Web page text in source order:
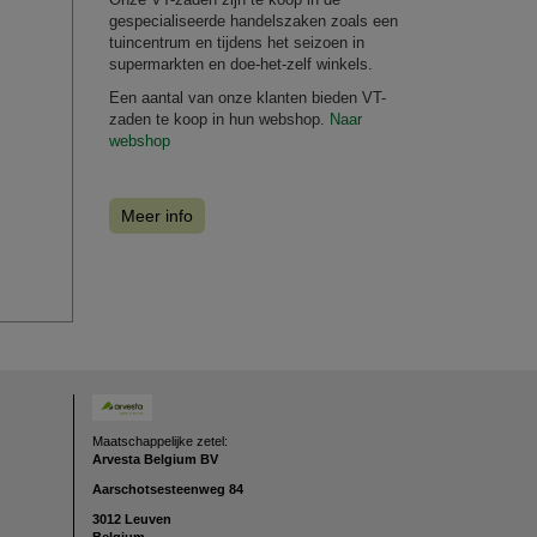
gespecialiseerde handelszaken zoals een
tuincentrum en tijdens het seizoen in
supermarkten en doe-het-zelf winkels.
Een aantal van onze klanten bieden VT-
zaden te koop in hun webshop. Naar
webshop
Meer info
Maatschappelijke zetel:
Arvesta Belgium BV
Aarschotsesteenweg 84
3012 Leuven